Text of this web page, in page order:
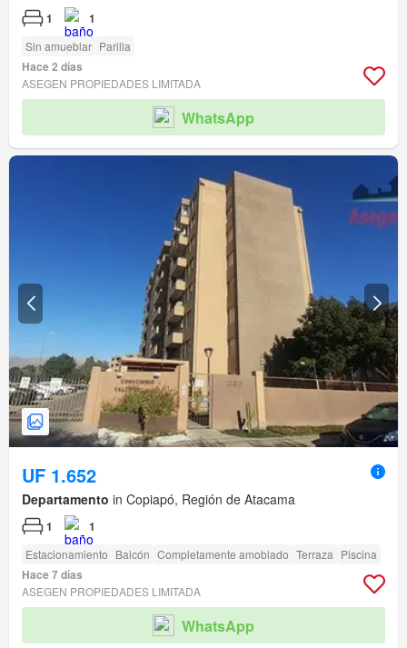
1 1
Sin amueblar Parilla
Hace 2 días
ASEGEN PROPIEDADES LIMITADA
WhatsApp
UF 1.652
Departamento in Copiapó, Región de Atacama
1 1
Estacionamiento Balcón Completamente amoblado Terraza Piscina
Hace 7 días
ASEGEN PROPIEDADES LIMITADA
WhatsApp